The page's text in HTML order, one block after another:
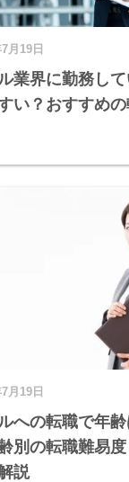
月19日
業界に勤務し
い？おすすめ
月19日
への転職で年
別の転職難易
説